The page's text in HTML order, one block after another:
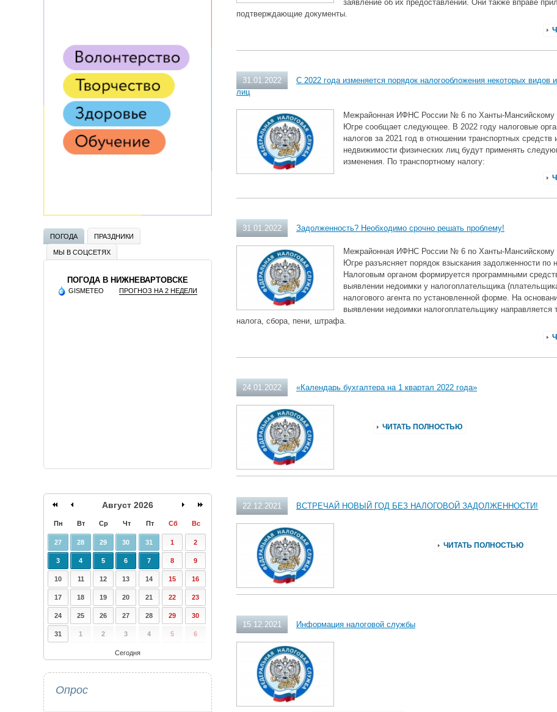
заявление об их предоставлении. Они также вправе
подтверждающие документы.
31.01.2022
С 2022 года изменяется порядок налогообложения некоторых видов
лиц
Межрайонная ИФНС России № 6 по Ханты-Мансийскому
Югре сообщает следующее. В 2022 году налоговые
налогов за 2021 год в отношении транспортных средств
недвижимости физических лиц будут применять
изменения. По транспортному налогу:
31.01.2022 Задолженность? Необходимо срочно решать проблему!
Межрайонная ИФНС России № 6 по Ханты-Мансийскому
Югре разъясняет порядок взыскания задолженности по
Налоговым органом формируется программными
выявлении недоимки у налогоплательщика
налогового агента по установленной форме. На
выявлении недоимки налогоплательщику направляется
налога, сбора, пени, штрафа.
24.01.2022 «Календарь бухгалтера на 1 квартал 2022 года»
ЧИТАТЬ ПОЛНОСТЬЮ
22.12.2021 ВСТРЕЧАЙ НОВЫЙ ГОД БЕЗ НАЛОГОВОЙ ЗАДОЛЖЕННОСТИ!
ЧИТАТЬ ПОЛНОСТЬЮ
15.12.2021 Информация налоговой службы
ПОГОДА
ПРАЗДНИКИ
МЫ В СОЦСЕТЯХ
ПОГОДА В НИЖНЕВАРТОВСКЕ
GISMETEO ПРОГНОЗ НА 2 НЕДЕЛИ
Август 2026
Пн Вт Ср Чт Пт Сб Вс
27 28 29 30 31 1 2
3 4 5 6 7 8 9
10 11 12 13 14 15 16
17 18 19 20 21 22 23
24 25 26 27 28 29 30
31 1 2 3 4 5 6
Сегодня
Опрос